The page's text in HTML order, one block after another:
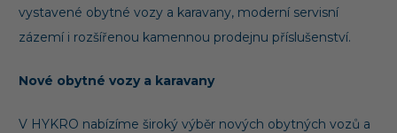
vystavené obytné vozy a karavany, moderní servisní
zázemí i rozšířenou kamennou prodejnu příslušenství.
Nové obytné vozy a karavany
V HYKRO nabízíme široký výběr nových obytných vozů a